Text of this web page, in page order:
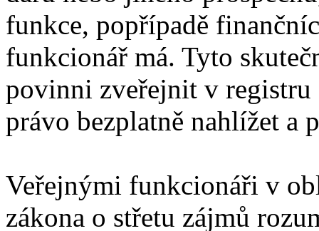
funkce, popřípadě
funkcionář má. Tyto
povinni zveřejnit v registru
právo bezplatně nahlížet a
Veřejnými funkcionáři v
zákona o střetu zájmů